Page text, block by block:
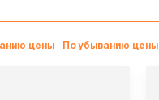
цены По убыванию цены